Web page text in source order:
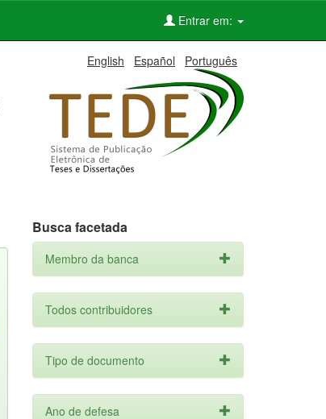
Entrar em:
English Español Português
Busca facetada
Membro da banca
Todos contribuidores
Tipo de documento
Ano de defesa